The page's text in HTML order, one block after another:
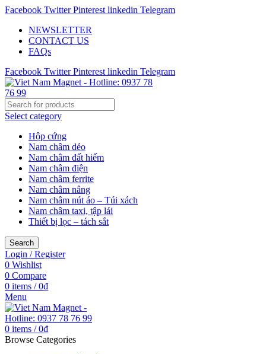
Facebook Twitter Pinterest linkedin Telegram
NEWSLETTER
CONTACT US
FAQs
Facebook Twitter Pinterest linkedin Telegram
Select category
Hộp cứng
Nam châm dẻo
Nam châm đất hiếm
Nam châm điện
Nam châm ferrite
Nam châm nâng
Nam châm nút áo – Túi xách
Nam châm taxi, tập lái
Thiết bị lọc – tách sắt
Search
Login / Register
0 Wishlist
0 Compare
0 items / 0₫
Menu
0 items / 0₫
Browse Categories